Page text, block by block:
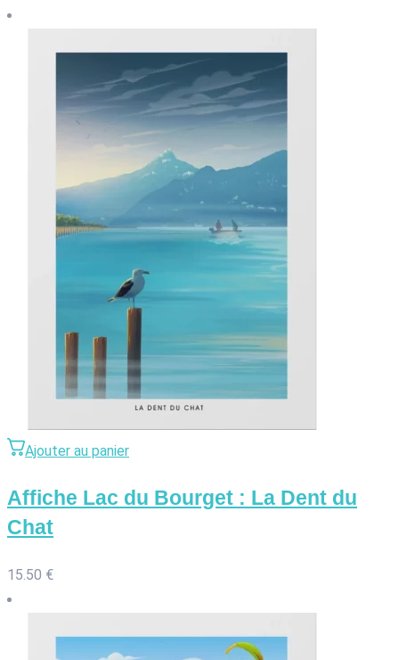
Ajouter au panier
Affiche Lac du Bourget : La Dent du
Chat
15.50 €